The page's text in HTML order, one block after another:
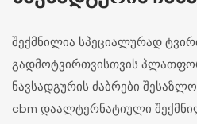
შექმნილია სპეციალურად
გადმოტვირთვისთვის
ნავსადგურის ძაბრები
cbm დაალტერნატიული